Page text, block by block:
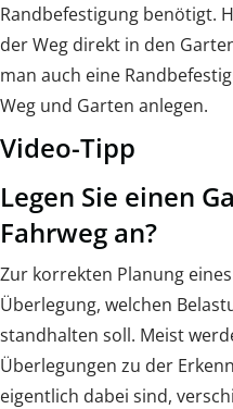
Randbefestigung benötigt.
der Weg direkt in den
man auch eine
Weg und Garten anlegen.
Video-Tipp
Legen Sie einen
Fahrweg an?
Zur korrekten Planung
Überlegung, welchen
standhalten soll. Meist
Überlegungen zu der
eigentlich dabei sind,